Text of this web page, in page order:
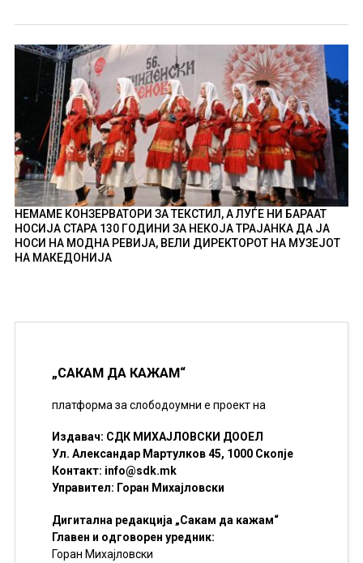
НЕМАМЕ КОНЗЕРВАТОРИ ЗА ТЕКСТИЛ, А ЛУЃЕ НИ БАРААТ
НОСИЈА СТАРА 130 ГОДИНИ ЗА НЕКОЈА ТРАЈАНКА ДА ЈА
НОСИ НА МОДНА РЕВИЈА, ВЕЛИ ДИРЕКТОРОТ НА МУЗЕЈОТ
НА МАКЕДОНИЈА
„САКАМ ДА КАЖАМ“
платформа за слободоумни е проект на
Издавач: СДК МИХАЈЛОВСКИ ДООЕЛ
Ул. Александар Мартулков 45, 1000 Скопје
Контакт: info@sdk.mk
Управител: Горан Михајловски
Дигитална редакција „Сакам да кажам“
Главен и одговорен уредник:
Горан Михајловски